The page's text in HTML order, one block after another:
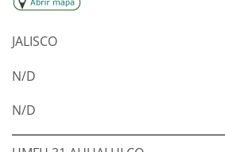
JALISCO
N/D
N/D